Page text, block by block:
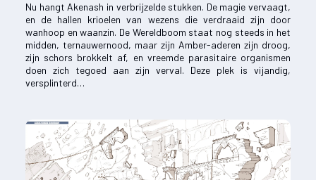
Nu hangt Akenash in verbrijzelde stukken. De magie vervaagt,
en de hallen krioelen van wezens die verdraaid zijn door
wanhoop en waanzin. De Wereldboom staat nog steeds in het
midden, ternauwernood, maar zijn Amber-aderen zijn droog,
zijn schors brokkelt af, en vreemde parasitaire organismen
doen zich tegoed aan zijn verval. Deze plek is vijandig,
versplinterd…